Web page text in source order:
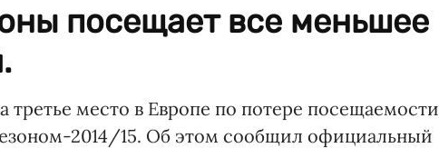
посещает все меньшее
третье место в Европе по потере посещаемости
2014/15. Об этом сообщил официальный